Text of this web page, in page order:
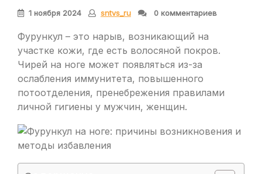
1 ноября 2024 sntvs_ru 0 комментариев
Фурункул – это нарыв, возникающий на
участке кожи, где есть волосяной покров.
Чирей на ноге может появляться из-за
ослабления иммунитета, повышенного
потоотделения, пренебрежения правилами
личной гигиены у мужчин, женщин.